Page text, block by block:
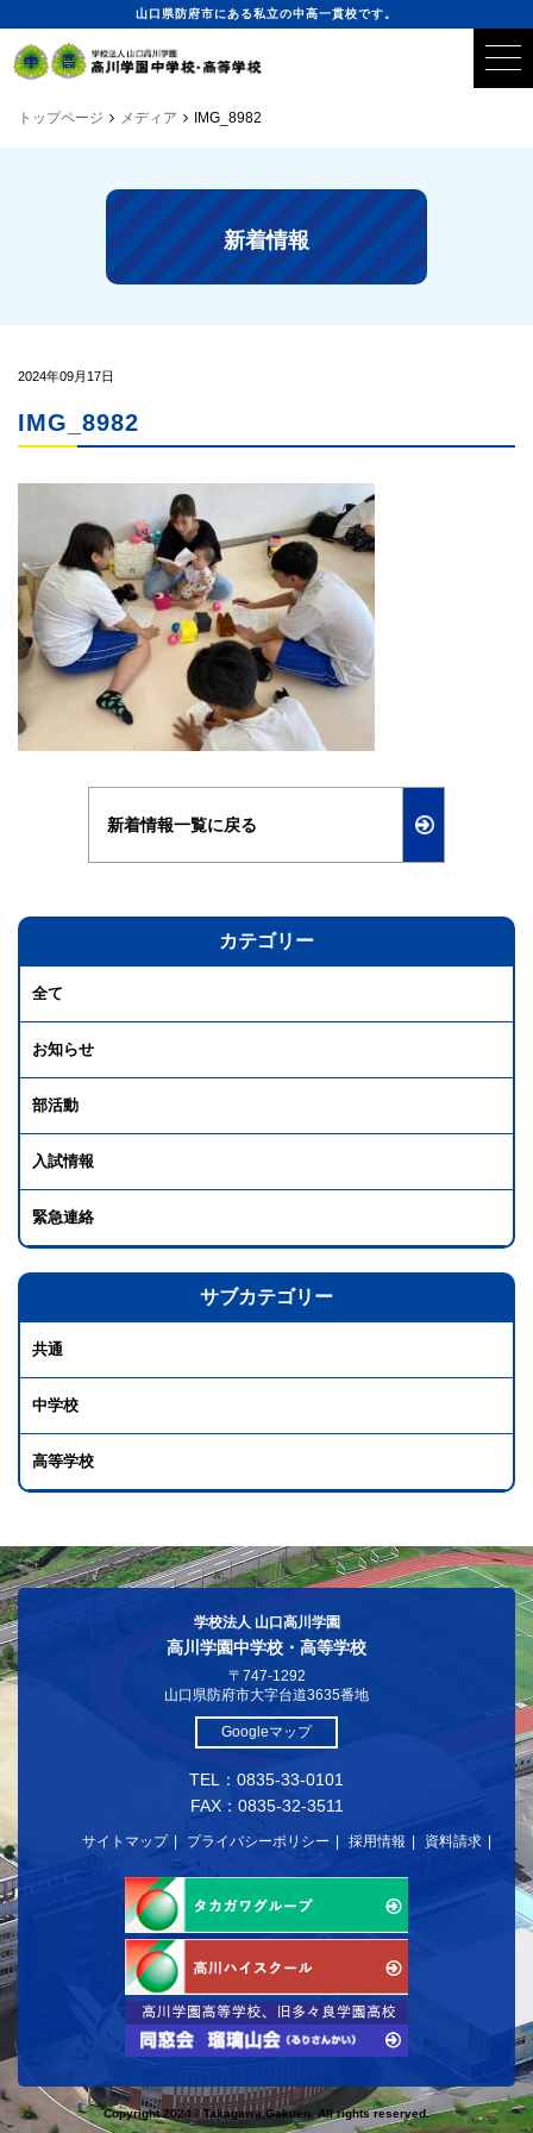
山口県防府市にある私立の中高一貫校です。
トップページ メディア IMG_8982
新着情報
2024年09月17日
IMG_8982
新着情報一覧に戻る
カテゴリー
全て
お知らせ
部活動
入試情報
緊急連絡
サブカテゴリー
共通
中学校
高等学校
学校法人 山口高川学園
高川学園中学校・高等学校
〒747-1292
山口県防府市大字台道3635番地
Googleマップ
TEL：0835-33-0101
FAX：0835-32-3511
サイトマップ プライバシーポリシー 採用情報 資料請求
Copyright 2024© Takagawa Gakuen. All rights reserved.